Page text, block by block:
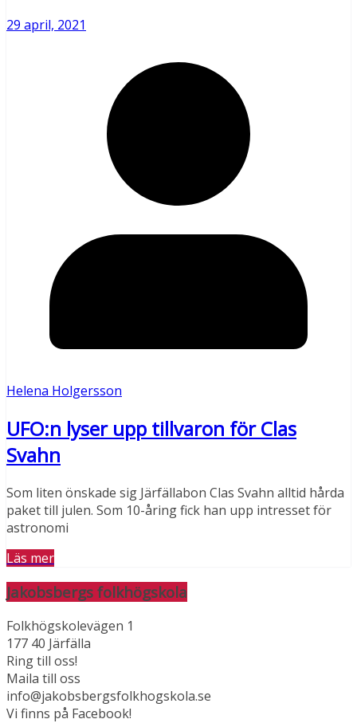
29 april, 2021
Helena Holgersson
UFO:n lyser upp tillvaron för Clas
Svahn
Som liten önskade sig Järfällabon Clas Svahn alltid hårda
paket till julen. Som 10-åring fick han upp intresset för
astronomi
Läs mer
Jakobsbergs folkhögskola
Folkhögskolevägen 1
177 40 Järfälla
Ring till oss!
Maila till oss
info@jakobsbergsfolkhogskola.se
Vi finns på Facebook!